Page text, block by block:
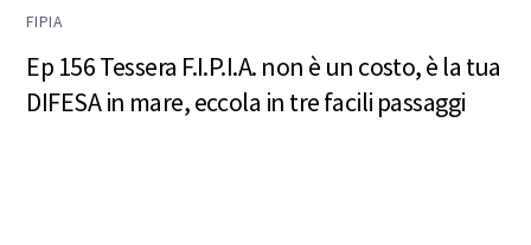
FIPIA
Ep 156 Tessera F.I.P.I.A. non è un costo, è la tua
DIFESA in mare, eccola in tre facili passaggi